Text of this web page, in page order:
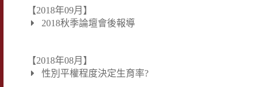
【2018年09月】
2018秋季論壇會後報導
【2018年08月】
性別平權程度決定生育率?